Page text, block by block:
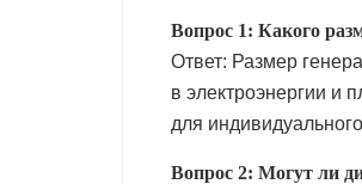
Вопрос 1: Какого
Ответ: Размер
в электроэнергии и
для
Вопрос 2: Могут ли